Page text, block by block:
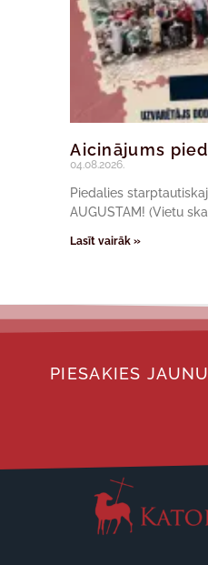
Aicinājums
04.08.2026.
Piedalies
AUGUSTAM! (Vietu
Lasīt vairāk »
PIESAKIES